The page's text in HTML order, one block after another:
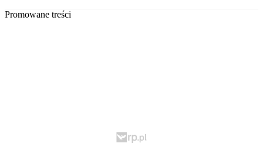
Promowane treści